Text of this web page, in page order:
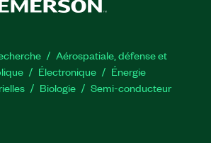
Aérospatiale, défense et
Électronique
Énergie​
Biologie
Semi-conducteur